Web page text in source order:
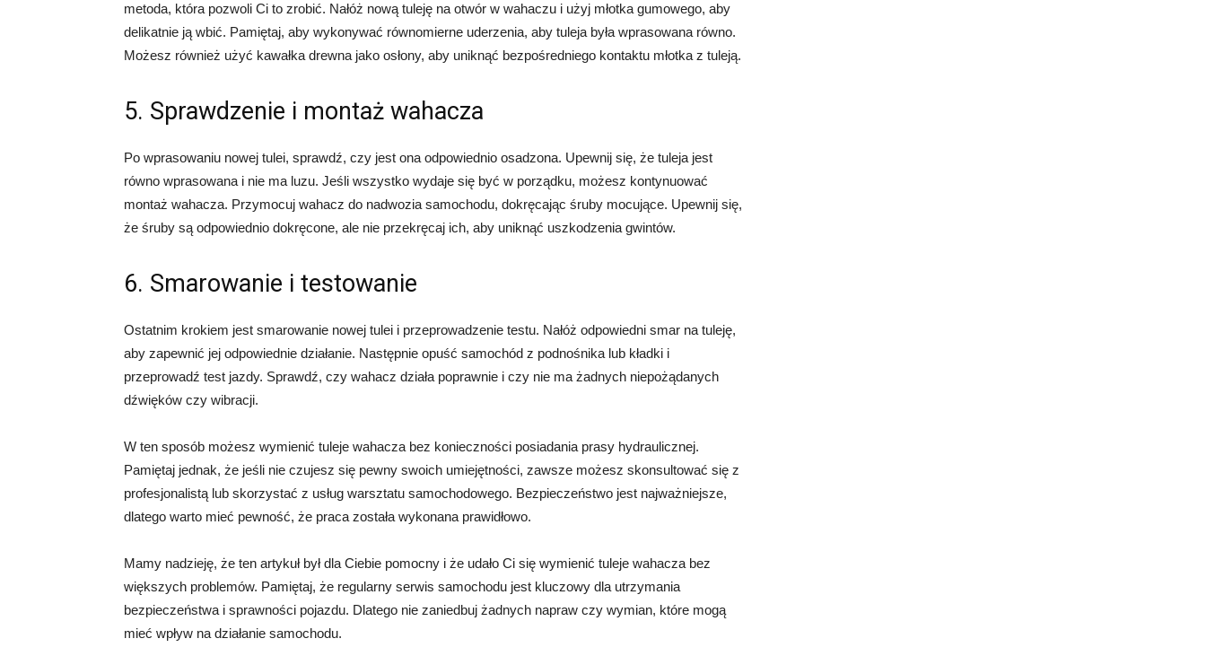
metoda, która pozwoli Ci to zrobić. Nałóż nową tuleję na otwór w wahaczu i użyj młotka gumowego, aby
delikatnie ją wbić. Pamiętaj, aby wykonywać równomierne uderzenia, aby tuleja była wprasowana równo.
Możesz również użyć kawałka drewna jako osłony, aby uniknąć bezpośredniego kontaktu młotka z tuleją.
5. Sprawdzenie i montaż wahacza
Po wprasowaniu nowej tulei, sprawdź, czy jest ona odpowiednio osadzona. Upewnij się, że tuleja jest
równo wprasowana i nie ma luzu. Jeśli wszystko wydaje się być w porządku, możesz kontynuować
montaż wahacza. Przymocuj wahacz do nadwozia samochodu, dokręcając śruby mocujące. Upewnij się,
że śruby są odpowiednio dokręcone, ale nie przekręcaj ich, aby uniknąć uszkodzenia gwintów.
6. Smarowanie i testowanie
Ostatnim krokiem jest smarowanie nowej tulei i przeprowadzenie testu. Nałóż odpowiedni smar na tuleję,
aby zapewnić jej odpowiednie działanie. Następnie opuść samochód z podnośnika lub kładki i
przeprowadź test jazdy. Sprawdź, czy wahacz działa poprawnie i czy nie ma żadnych niepożądanych
dźwięków czy wibracji.
W ten sposób możesz wymienić tuleje wahacza bez konieczności posiadania prasy hydraulicznej.
Pamiętaj jednak, że jeśli nie czujesz się pewny swoich umiejętności, zawsze możesz skonsultować się z
profesjonalistą lub skorzystać z usług warsztatu samochodowego. Bezpieczeństwo jest najważniejsze,
dlatego warto mieć pewność, że praca została wykonana prawidłowo.
Mamy nadzieję, że ten artykuł był dla Ciebie pomocny i że udało Ci się wymienić tuleje wahacza bez
większych problemów. Pamiętaj, że regularny serwis samochodu jest kluczowy dla utrzymania
bezpieczeństwa i sprawności pojazdu. Dlatego nie zaniedbuj żadnych napraw czy wymian, które mogą
mieć wpływ na działanie samochodu.